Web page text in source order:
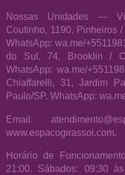
Nossas Unidades —
Coutinho, 1190, Pinheiros
WhatsApp: wa.me/
do Sul, 74, Brooklin /
WhatsApp: wa.me/
Chiaffarelli, 31, Jardim
Paulo/SP. WhatsApp:
Email:
www.espacogirassol.com.
Horário de
21:00. Sábados: 09:30